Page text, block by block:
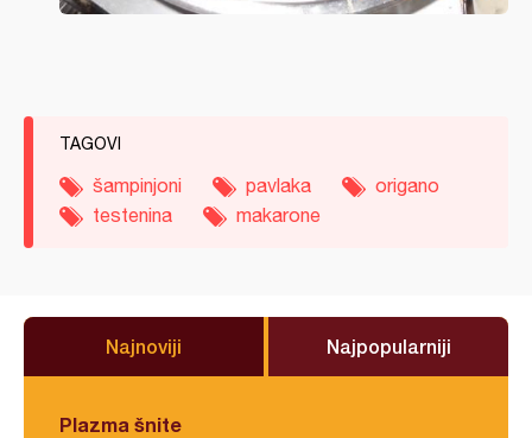
TAGOVI
šampinjoni pavlaka
origano
testenina
makarone
Najnoviji Najpopularniji
Plazma šnite